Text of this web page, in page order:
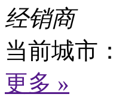
经销商
当前城市：
更多 »